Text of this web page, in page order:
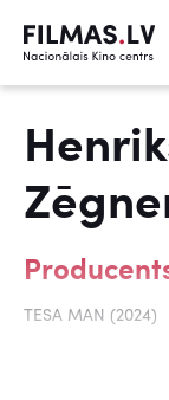
TESA MAN (2024)